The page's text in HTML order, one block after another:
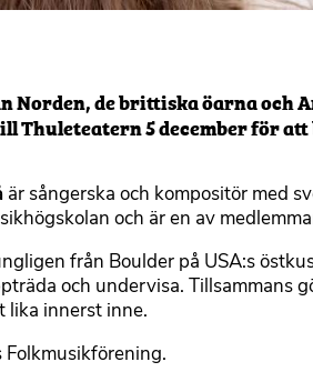
Norden, de brittiska öarna och
Thuleteatern 5 december för
är sångerska och kompositör med
och är en av
från Boulder på USA:s
och undervisa. Tillsammans
lika innerst inne.